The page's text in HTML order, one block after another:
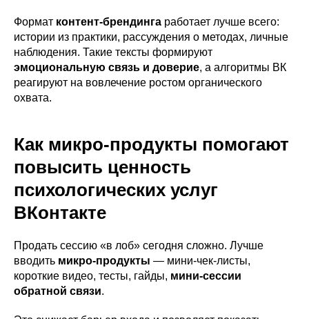
Формат контент-брендинга работает лучше всего:
истории из практики, рассуждения о методах, личные
наблюдения. Такие тексты формируют
эмоциональную связь и доверие, а алгоритмы ВК
реагируют на вовлечение ростом органического
охвата.
Как микро-продукты помогают
повысить ценность
психологических услуг
ВКонтакте
Продать сессию «в лоб» сегодня сложно. Лучше
вводить микро-продукты — мини-чек-листы,
короткие видео, тесты, гайды, мини-сессии
обратной связи.